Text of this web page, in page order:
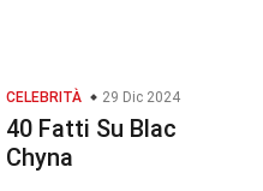
CELEBRITÀ 29 Dic 2024
40 Fatti Su Blac
Chyna